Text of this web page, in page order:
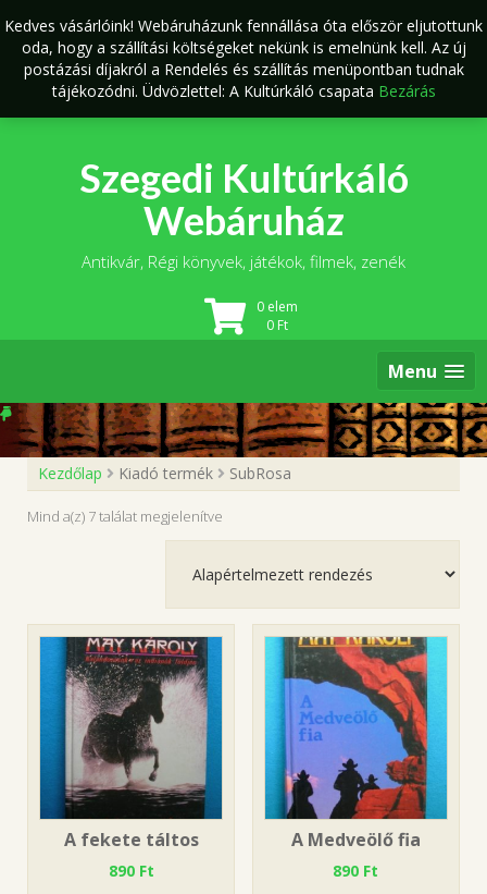
to
content
Szegedi Kultúrkáló
Webáruház
Antikvár, Régi könyvek, játékok, filmek, zenék
0 elem
0 Ft
Menu
Kezdőlap Kiadó termék SubRosa
Mind a(z) 7 találat megjelenítve
A fekete táltos
890 Ft
A Medveölő fia
890 Ft
Kedves vásárlóink! Webáruházunk fennállása óta először eljutottunk
oda, hogy a szállítási költségeket nekünk is emelnünk kell. Az új
postázási díjakról a Rendelés és szállítás menüpontban tudnak
tájékozódni. Üdvözlettel: A Kultúrkáló csapata Bezárás